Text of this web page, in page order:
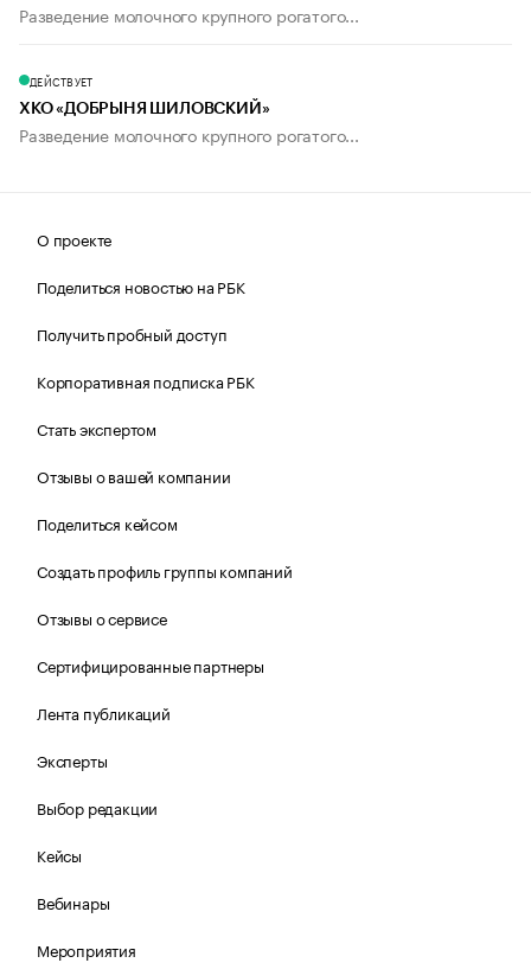
Разведение молочного крупного рогатого...
ДЕЙСТВУЕТ
ХКО «ДОБРЫНЯ ШИЛОВСКИЙ»
Разведение молочного крупного рогатого...
О проекте
Поделиться новостью на РБК
Получить пробный доступ
Корпоративная подписка РБК
Стать экспертом
Отзывы о вашей компании
Поделиться кейсом
Создать профиль группы компаний
Отзывы о сервисе
Сертифицированные партнеры
Лента публикаций
Эксперты
Выбор редакции
Кейсы
Вебинары
Мероприятия